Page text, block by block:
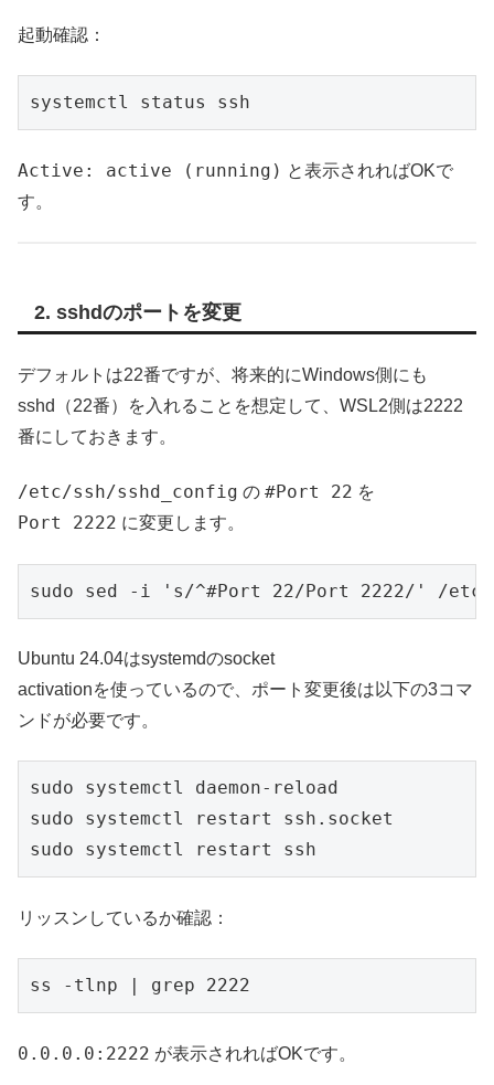
起動確認：
systemctl status ssh
Active: active (running) と表示されればOKで
す。
2. sshdのポートを変更
デフォルトは22番ですが、将来的にWindows側にも
sshd（22番）を入れることを想定して、WSL2側は2222
番にしておきます。
/etc/ssh/sshd_config の #Port 22 を
Port 2222 に変更します。
sudo sed -i 's/^#Port 22/Port 2222/' /etc/
Ubuntu 24.04はsystemdのsocket
activationを使っているので、ポート変更後は以下の3コマ
ンドが必要です。
sudo systemctl daemon-reload
sudo systemctl restart ssh.socket
sudo systemctl restart ssh
リッスンしているか確認：
ss -tlnp | grep 2222
0.0.0.0:2222 が表示されればOKです。